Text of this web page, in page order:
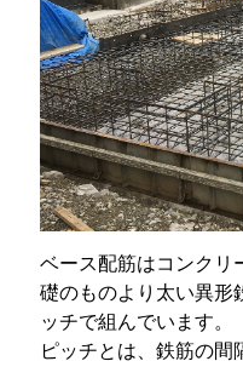
ベース配筋はコンクリ
礎のものより太い異形
ッチで組んでいます。
ピッチとは、鉄筋の間